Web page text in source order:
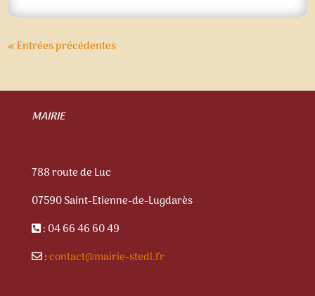
« Entrées précédentes
MAIRIE
788 route de Luc
07590 Saint-Etienne-de-Lugdarès
: 04 66 46 60 49
:contact@mairie-stedl.fr